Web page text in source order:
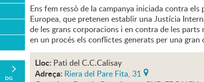
DG
Ens fem ressò de la campanya iniciada contra
Europea, que pretenen establir una Justícia
de les grans corporacions i en contra de les
en un procés els conflictes generats per una
Lloc: Pati del C.C.Calisay
Adreça: Riera del Pare Fita, 31